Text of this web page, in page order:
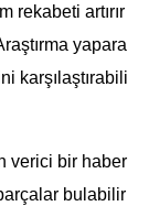
rekabeti artırır
yapara
karşılaştırabili
verici bir haber
bulabilir